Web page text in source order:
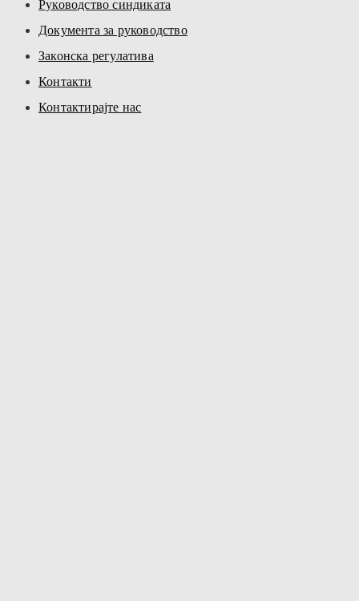
Руководство синдиката
Документа за руководство
Законска регулатива
Контакти
Контактирајте нас